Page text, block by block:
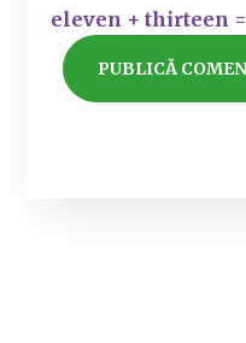
eleven + thirteen =